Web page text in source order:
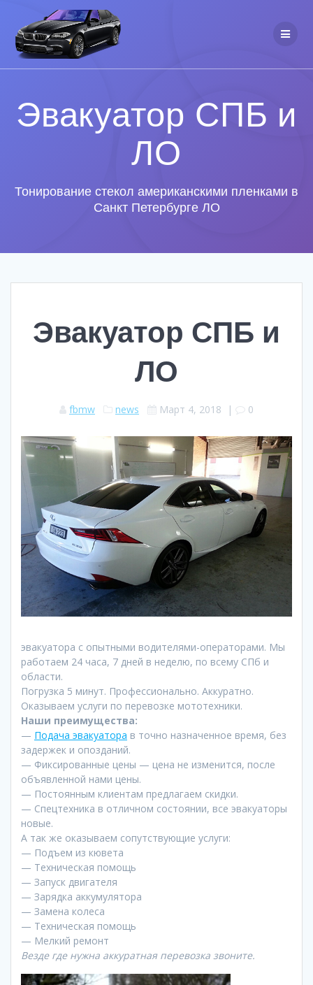
Эвакуатор СПБ и
ЛО
Тонирование стекол американскими пленками в
Санкт Петербурге ЛО
Эвакуатор СПБ и
ЛО
fbmw news Март 4, 2018 | 0
эвакуатора с опытными водителями-операторами. Мы
работаем 24 часа, 7 дней в неделю, по всему СПб и
области.
Погрузка 5 минут. Профессионально. Аккуратно.​
Оказываем услуги по перевозке мототехники.
Наши преимущества:
— Подача эвакуатора в точно назначенное время, без
задержек и опозданий.
— Фиксированные цены — цена не изменится, после
объявленной нами цены.
— Постоянным клиентам предлагаем скидки.
— Спецтехника в отличном состоянии, все эвакуаторы
новые.
А так же оказываем сопутствующие услуги:
— Подъем из кювета
— Техническая помощь
— Запуск двигателя
— Зарядка аккумулятора
— Замена колеса
— Техническая помощь
— Мелкий ремонт
Везде где нужна аккуратная перевозка звоните.